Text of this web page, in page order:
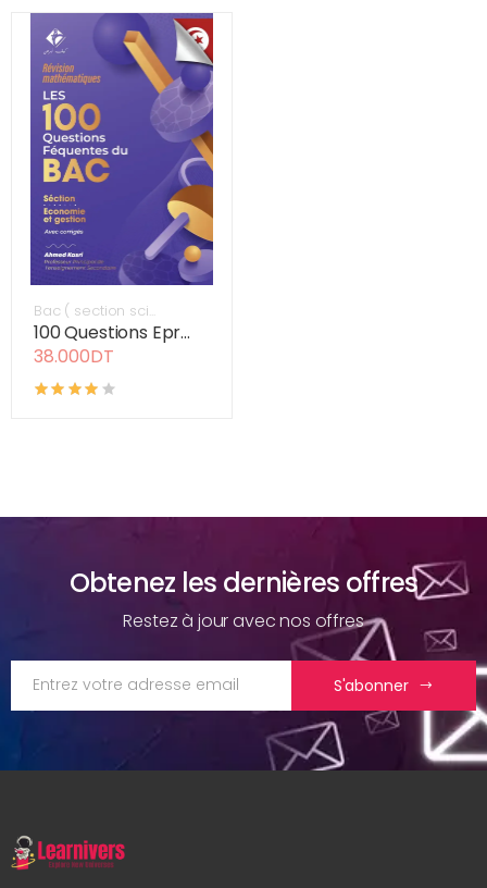
Bac ( section sci...
100 Questions Epr...
38.000DT
Obtenez les dernières offres
Restez à jour avec nos offres
S'abonner